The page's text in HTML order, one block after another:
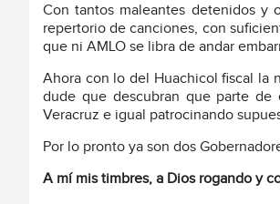
Con tantos maleantes detenidos
repertorio de canciones, con
que ni AMLO se libra de andar
Ahora con lo del Huachicol fiscal la
dude que descubran que parte de
Veracruz e igual patrocinando
Por lo pronto ya son dos
A mí mis timbres, a Dios rogando y